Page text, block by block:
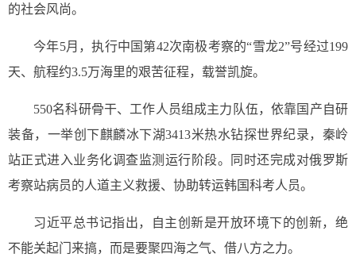
的社会风尚。
今年5月，执行中国第42次南极考察的“雪龙2”号经过199
天、航程约3.5万海里的艰苦征程，载誉凯旋。
550名科研骨干、工作人员组成主力队伍，依靠国产自研
装备，一举创下麒麟冰下湖3413米热水钻探世界纪录，秦岭
站正式进入业务化调查监测运行阶段。同时还完成对俄罗斯
考察站病员的人道主义救援、协助转运韩国科考人员。
习近平总书记指出，自主创新是开放环境下的创新，绝
不能关起门来搞，而是要聚四海之气、借八方之力。